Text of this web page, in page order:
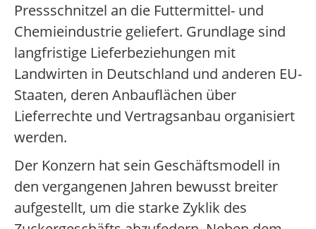
Pressschnitzel an die Futtermittel- und
Chemieindustrie geliefert. Grundlage sind
langfristige Lieferbeziehungen mit
Landwirten in Deutschland und anderen EU-
Staaten, deren Anbauflächen über
Lieferrechte und Vertragsanbau organisiert
werden.
Der Konzern hat sein Geschäftsmodell in
den vergangenen Jahren bewusst breiter
aufgestellt, um die starke Zyklik des